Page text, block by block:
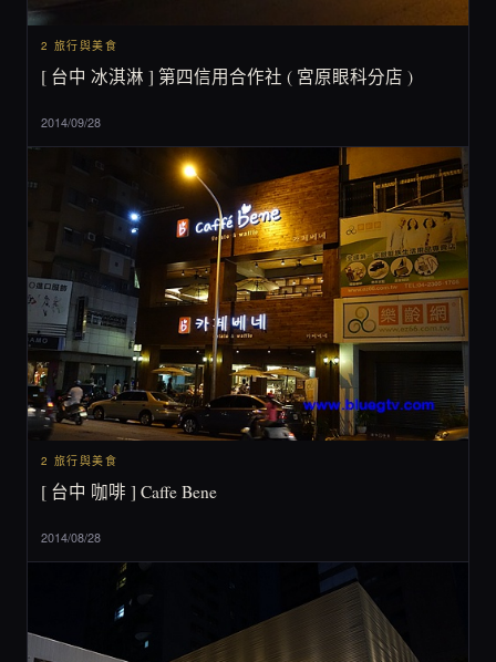
2 旅行與美食
[ 台中 冰淇淋 ] 第四信用合作社 ( 宮原眼科分店 )
2014/09/28
2 旅行與美食
[ 台中 咖啡 ] Caffe Bene
2014/08/28